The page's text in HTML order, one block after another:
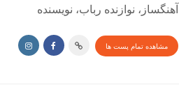
آهنگساز، نوازنده رباب، نویسنده
مشاهده تمام پست ها